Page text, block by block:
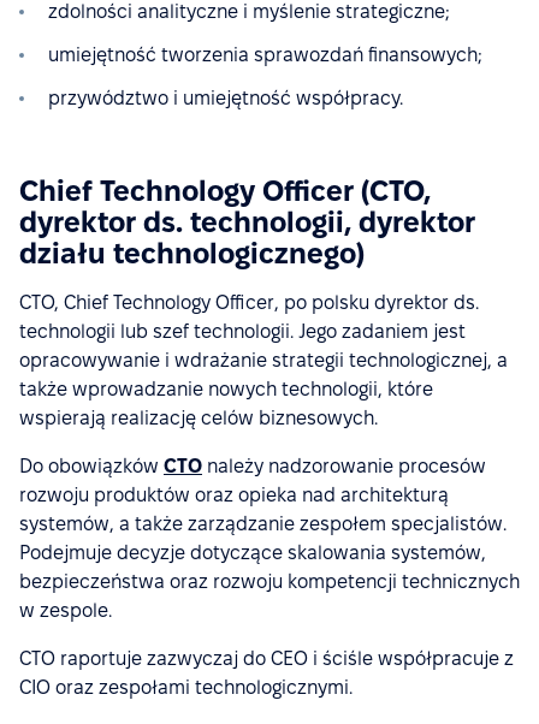
zdolności analityczne i myślenie strategiczne;
umiejętność tworzenia sprawozdań finansowych;
przywództwo i umiejętność współpracy.
Chief Technology Officer (CTO,
dyrektor ds. technologii, dyrektor
działu technologicznego)
CTO, Chief Technology Officer, po polsku dyrektor ds.
technologii lub szef technologii. Jego zadaniem jest
opracowywanie i wdrażanie strategii technologicznej, a
także wprowadzanie nowych technologii, które
wspierają realizację celów biznesowych.
Do obowiązków CTO należy nadzorowanie procesów
rozwoju produktów oraz opieka nad architekturą
systemów, a także zarządzanie zespołem specjalistów.
Podejmuje decyzje dotyczące skalowania systemów,
bezpieczeństwa oraz rozwoju kompetencji technicznych
w zespole.
CTO raportuje zazwyczaj do CEO i ściśle współpracuje z
CIO oraz zespołami technologicznymi.